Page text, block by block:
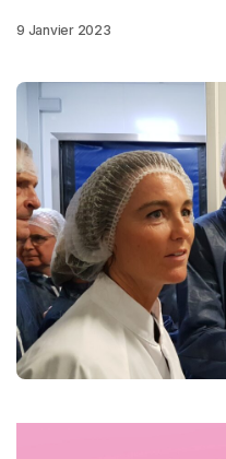
9 Janvier 2023